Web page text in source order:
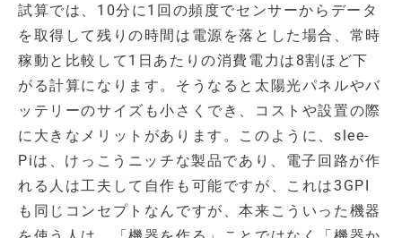
試算では、10分に1回の頻度でセンサーからデータ
を取得して残りの時間は電源を落とした場合、常時
稼動と比較して1日あたりの消費電力は8割ほど下
がる計算になります。そうなると太陽光パネルやバ
ッテリーのサイズも小さくでき、コストや設置の際
に大きなメリットがあります。このように、slee-
Piは、けっこうニッチな製品であり、電子回路が作
れる人は工夫して自作も可能ですが、これは3GPI
も同じコンセプトなんですが、本来こういった機器